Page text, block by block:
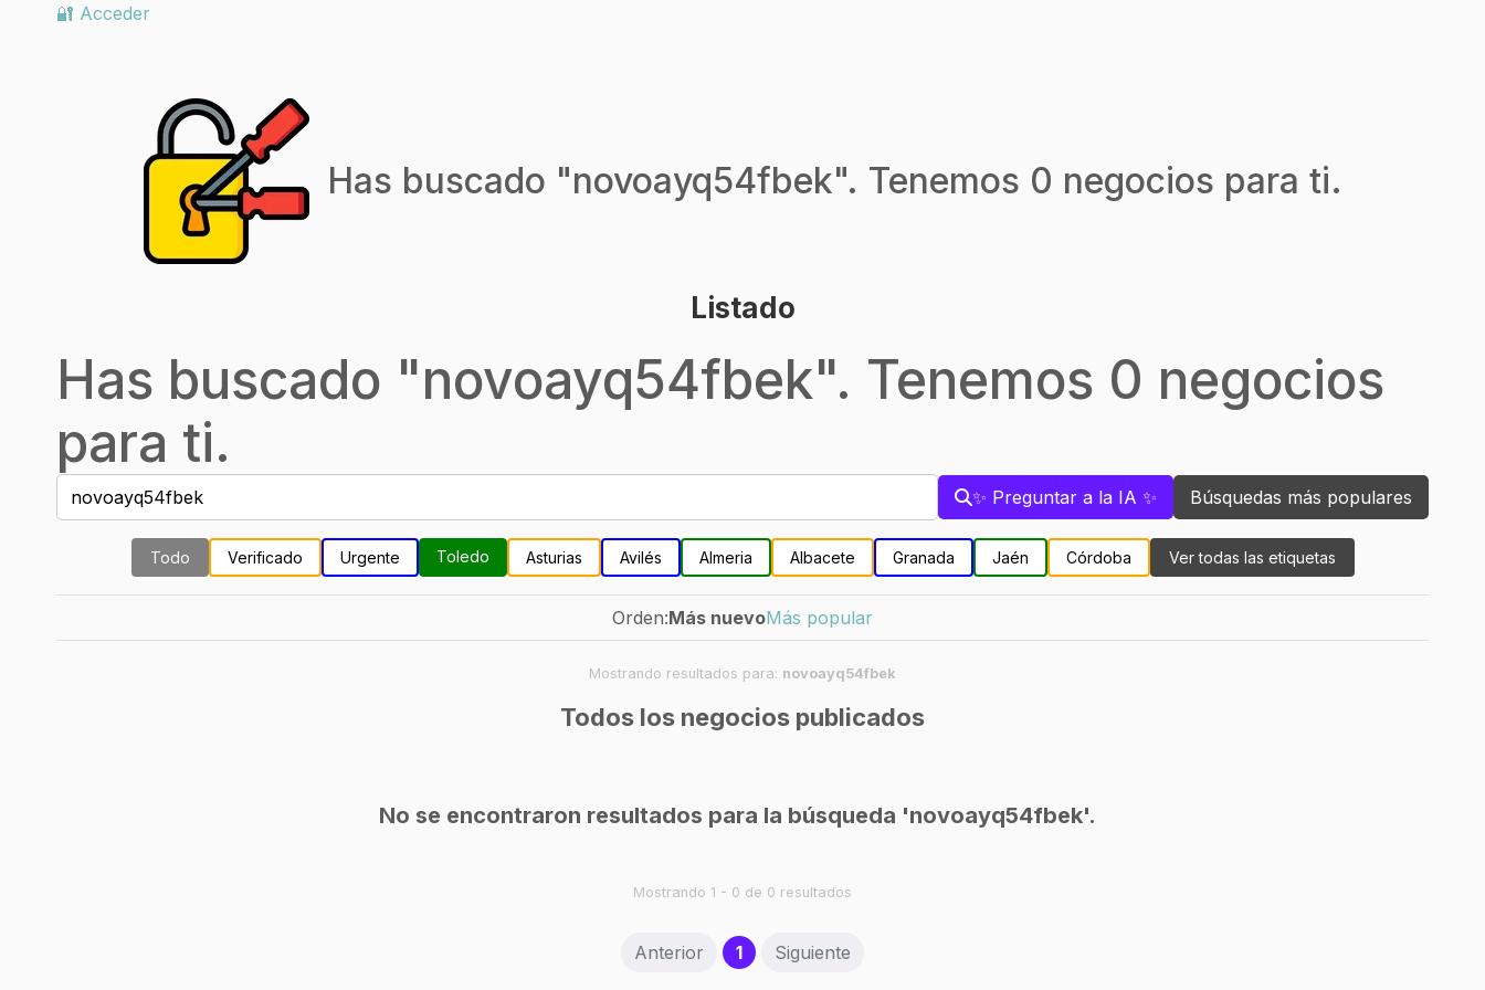
🔐 Acceder
Has buscado "novoayq54fbek". Tenemos 0 negocios para ti.
Listado
Has buscado "novoayq54fbek". Tenemos 0 negocios
para ti.
✨ Preguntar a la IA ✨ Búsquedas más populares
Todo Verificado Urgente Toledo Asturias Avilés Almeria Albacete Granada Jaén Córdoba Ver todas las etiquetas
Orden:Más nuevoMás popular
Mostrando resultados para: novoayq54fbek
Todos los negocios publicados
No se encontraron resultados para la búsqueda 'novoayq54fbek'.
Mostrando 1 - 0 de 0 resultados
Anterior 1(current)
Siguiente